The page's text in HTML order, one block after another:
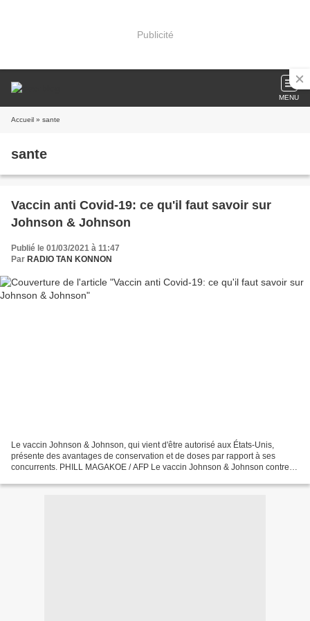
Publicité
MENU
Accueil » sante
sante
Vaccin anti Covid-19: ce qu'il faut savoir sur
Johnson & Johnson
Publié le 01/03/2021 à 11:47
Par RADIO TAN KONNON
Le vaccin Johnson & Johnson, qui vient d'être autorisé aux États-Unis,
présente des avantages de conservation et de doses par rapport à ses
concurrents. PHILL MAGAKOE / AFP Le vaccin Johnson & Johnson contre le